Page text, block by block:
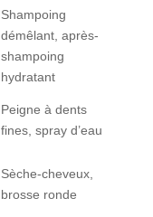
Shampoing
démêlant, après-
shampoing
hydratant
Peigne à dents
fines, spray d’eau
Sèche-cheveux,
brosse ronde